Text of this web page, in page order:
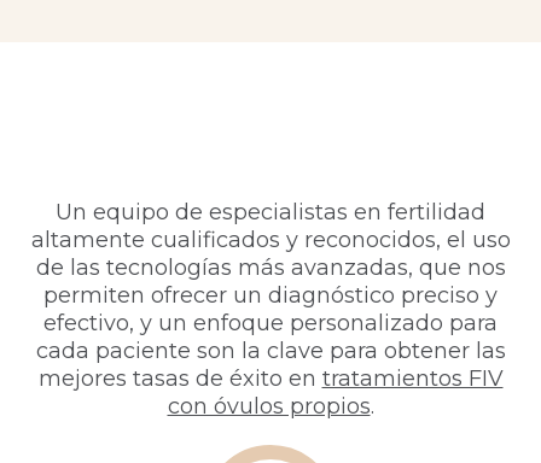
Un equipo de especialistas en fertilidad
altamente cualificados y reconocidos, el uso
de las tecnologías más avanzadas, que nos
permiten ofrecer un diagnóstico preciso y
efectivo, y un enfoque personalizado para
cada paciente son la clave para obtener las
mejores tasas de éxito en tratamientos FIV
con óvulos propios.